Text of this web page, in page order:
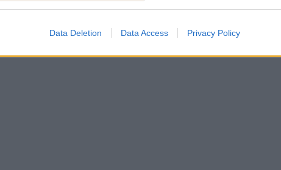
Data Deletion Data Access Privacy Policy